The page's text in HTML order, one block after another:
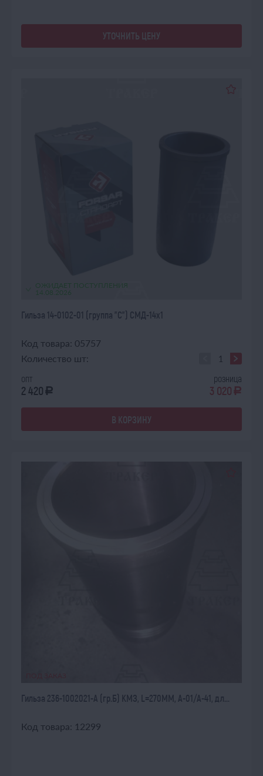
УТОЧНИТЬ ЦЕНУ
ОЖИДАЕТ ПОСТУПЛЕНИЯ
14.08.2026
Гильза 14-0102-01 (группа "С") СМД-14х1
Код товара: 05757
Количество шт:
опт
2 420 a
розница
3 020 a
В КОРЗИНУ
Гильза 236-1002021-А (гр.Б) КМЗ, L=270ММ, А-01/А-41, дл...
Код товара: 12299